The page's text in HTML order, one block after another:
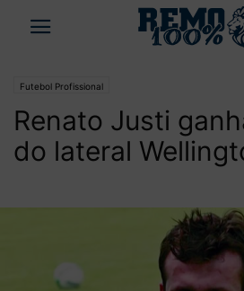
Futebol Profissional
Renato Justi
do lateral